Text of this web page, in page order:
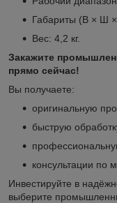
Габариты (В × Ш
Вес: 4,2 кг.
Закажите
прямо сейчас!
Вы получаете:
оригинальную
быструю
консультации по
Инвестируйте в
выберите